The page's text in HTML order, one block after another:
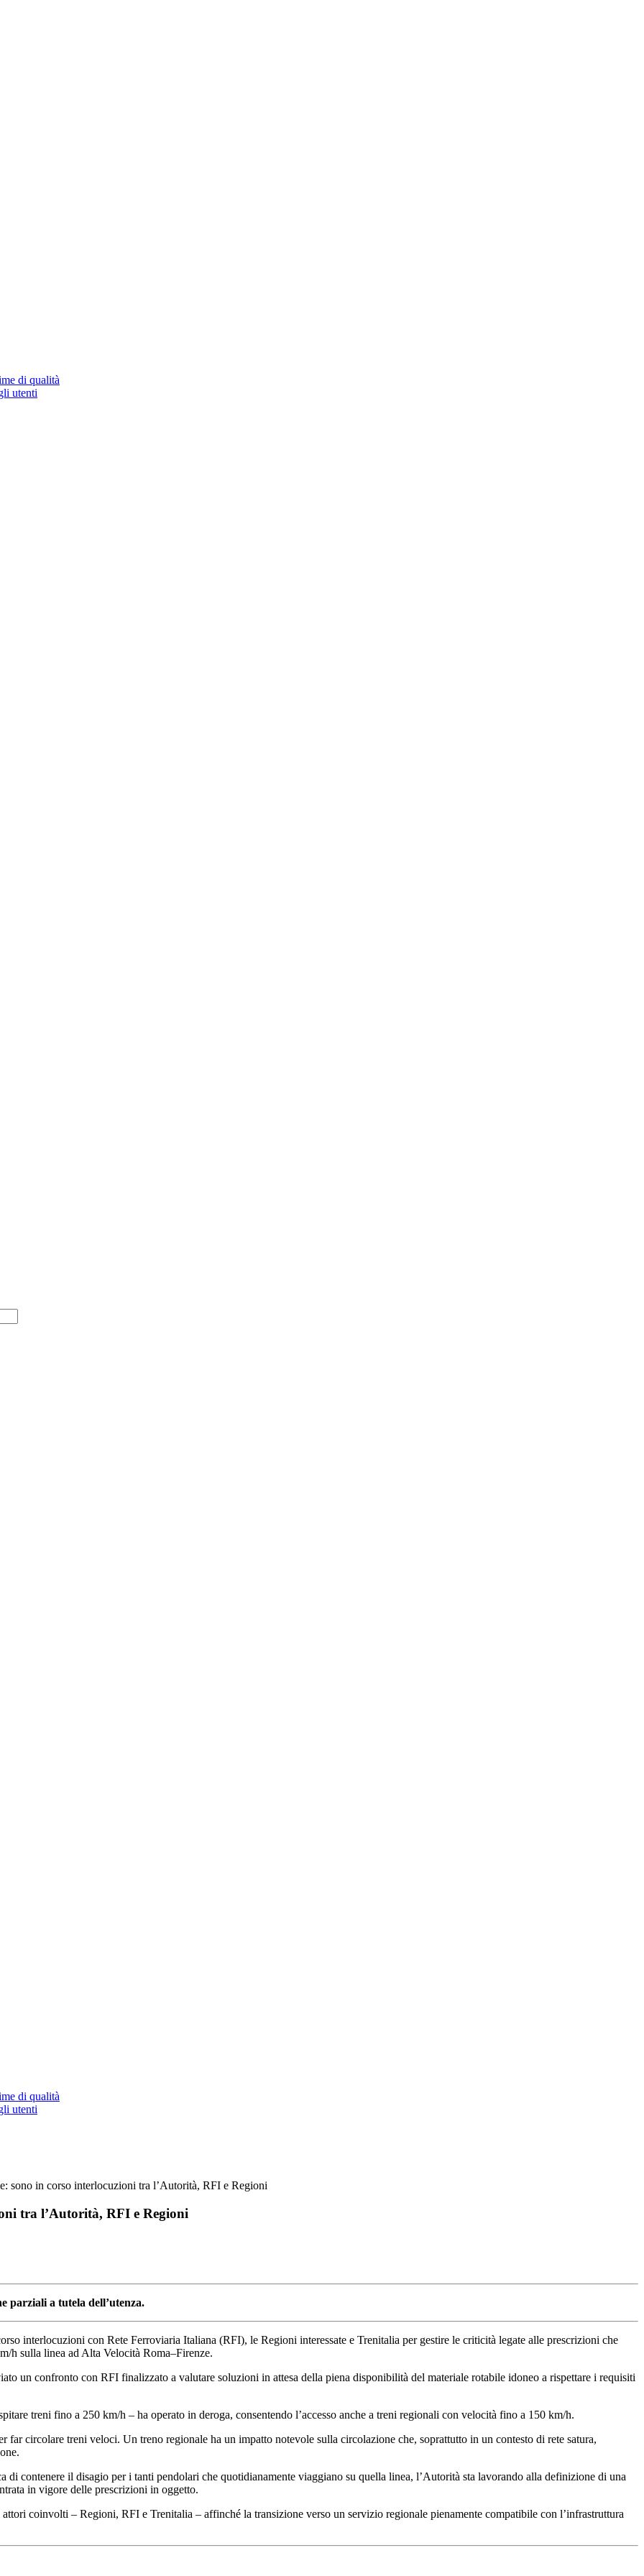
di qualità
utenti
di qualità
utenti
sono in corso interlocuzioni tra l’Autorità, RFI e Regioni
tra l’Autorità, RFI e Regioni
parziali a tutela dell’utenza.
interlocuzioni con Rete Ferroviaria Italiana (RFI), le Regioni interessate e Trenitalia per gestire le criticità legate alle prescrizioni che
h sulla linea ad Alta Velocità Roma–Firenze.
un confronto con RFI finalizzato a valutare soluzioni in attesa della piena disponibilità del materiale rotabile idoneo a rispettare i requisiti
treni fino a 250 km/h – ha operato in deroga, consentendo l’accesso anche a treni regionali con velocità fino a 150 km/h.
circolare treni veloci. Un treno regionale ha un impatto notevole sulla circolazione che, soprattutto in un contesto di rete satura,
contenere il disagio per i tanti pendolari che quotidianamente viaggiano su quella linea, l’Autorità sta lavorando alla definizione di una
in vigore delle prescrizioni in oggetto.
coinvolti – Regioni, RFI e Trenitalia – affinché la transizione verso un servizio regionale pienamente compatibile con l’infrastruttura